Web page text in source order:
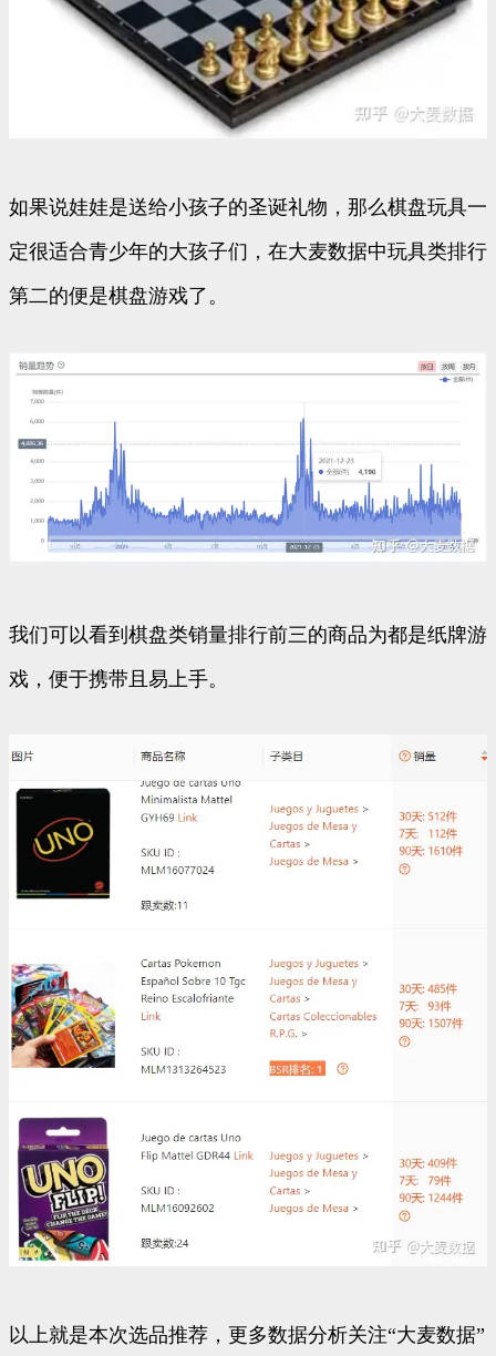
如果说娃娃是送给小孩子的圣诞礼物，那么棋盘玩具一
定很适合青少年的大孩子们，在大麦数据中玩具类排行
第二的便是棋盘游戏了。
我们可以看到棋盘类销量排行前三的商品为都是纸牌游
戏，便于携带且易上手。
以上就是本次选品推荐，更多数据分析关注“大麦数据”